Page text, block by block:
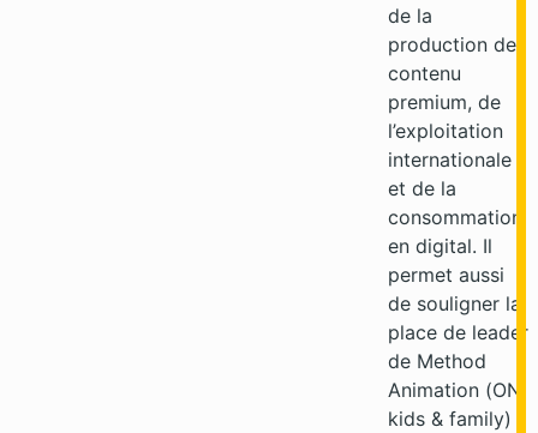
de la
production de
contenu
premium, de
l’exploitation
internationale
et de la
consommation
en digital. Il
permet aussi
de souligner la
place de leader
de Method
Animation (ON
kids & family)